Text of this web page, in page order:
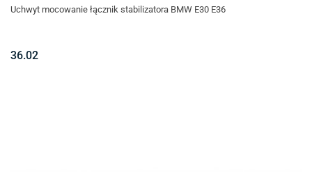
Uchwyt mocowanie łącznik stabilizatora BMW E30 E36
36.02